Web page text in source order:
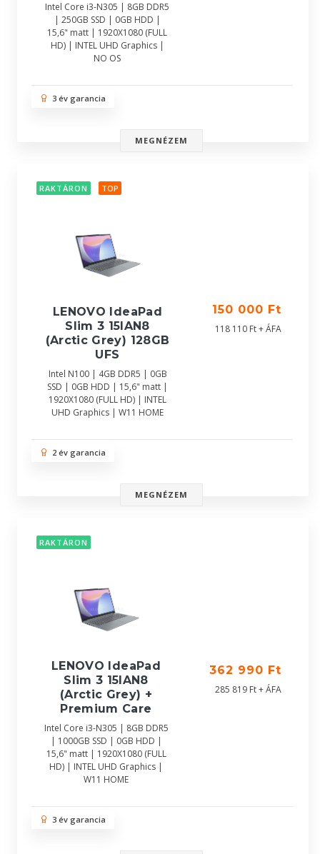
Intel Core i3-N305 | 8GB DDR5
| 250GB SSD | 0GB HDD |
15,6" matt | 1920X1080 (FULL
HD) | INTEL UHD Graphics |
NO OS
3 év garancia
MEGNÉZEM
RAKTÁRON TOP
LENOVO IdeaPad
Slim 3 15IAN8
(Arctic Grey) 128GB
UFS
Intel N100 | 4GB DDR5 | 0GB
SSD | 0GB HDD | 15,6" matt |
1920X1080 (FULL HD) | INTEL
UHD Graphics | W11 HOME
150 000 Ft
118 110 Ft + ÁFA
2 év garancia
MEGNÉZEM
RAKTÁRON
LENOVO IdeaPad
Slim 3 15IAN8
(Arctic Grey) +
Premium Care
Intel Core i3-N305 | 8GB DDR5
| 1000GB SSD | 0GB HDD |
15,6" matt | 1920X1080 (FULL
HD) | INTEL UHD Graphics |
W11 HOME
362 990 Ft
285 819 Ft + ÁFA
3 év garancia